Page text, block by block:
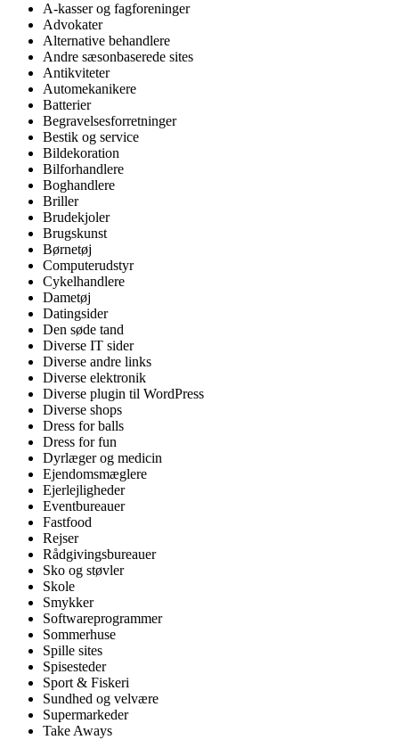
A-kasser og fagforeninger
Advokater
Alternative behandlere
Andre sæsonbaserede sites
Antikviteter
Automekanikere
Batterier
Begravelsesforretninger
Bestik og service
Bildekoration
Bilforhandlere
Boghandlere
Briller
Brudekjoler
Brugskunst
Børnetøj
Computerudstyr
Cykelhandlere
Dametøj
Datingsider
Den søde tand
Diverse IT sider
Diverse andre links
Diverse elektronik
Diverse plugin til WordPress
Diverse shops
Dress for balls
Dress for fun
Dyrlæger og medicin
Ejendomsmæglere
Ejerlejligheder
Eventbureauer
Fastfood
Rejser
Rådgivingsbureauer
Sko og støvler
Skole
Smykker
Softwareprogrammer
Sommerhuse
Spille sites
Spisesteder
Sport & Fiskeri
Sundhed og velvære
Supermarkeder
Take Aways